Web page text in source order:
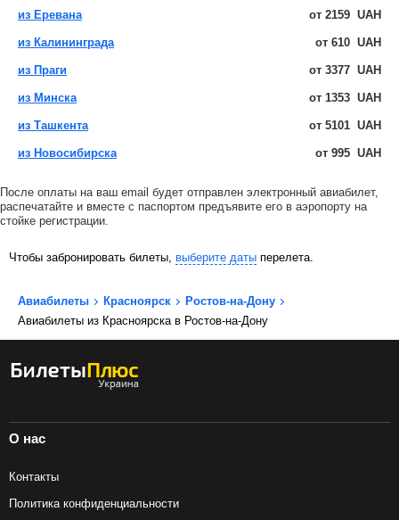
из Еревана от 2159 UAH
из Калининграда от 610 UAH
из Праги от 3377 UAH
из Минска от 1353 UAH
из Ташкента от 5101 UAH
из Новосибирска от 995 UAH
После оплаты на ваш email будет отправлен электронный авиабилет,
распечатайте и вместе с паспортом предъявите его в аэропорту на
стойке регистрации.
Чтобы забронировать билеты, выберите даты перелета.
Авиабилеты Красноярск
Ростов-на-Дону
Авиабилеты из Красноярска в Ростов-на-Дону
О нас
Контакты
Политика конфиденциальности